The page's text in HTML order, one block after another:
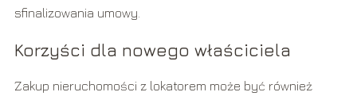
sfinalizowania umowy.
Korzyści dla nowego właściciela
Zakup nieruchomości z lokatorem może być również